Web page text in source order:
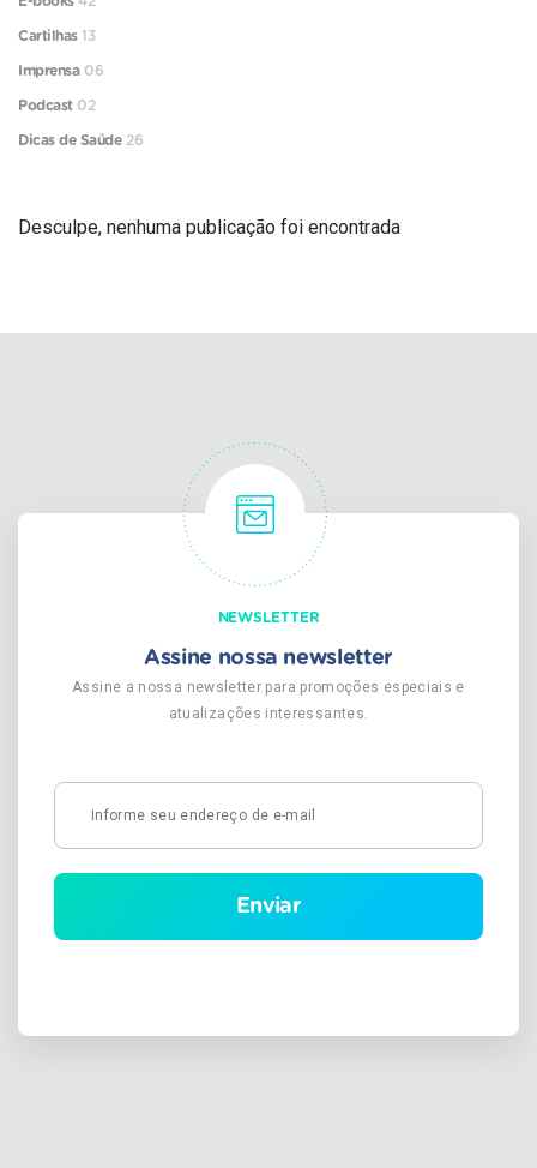
Desculpe, nenhuma publicação foi encontrada
Cartilhas13
Imprensa 06
Podcast 02
Dicas de Saúde 26
NEWSLETTER
Assine nossa newsletter
Assine a nossa newsletter para promoções especiais e
atualizações interessantes.